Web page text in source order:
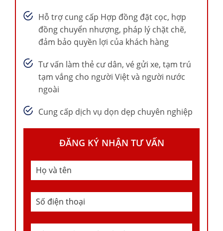
Hỗ trợ cung cấp Hợp đồng đặt cọc, hợp
đồng chuyển nhượng, pháp lý chặt chẽ,
đảm bảo quyền lợi của khách hàng
Tư vấn làm thẻ cư dân, vé gửi xe, tạm trú
tạm vắng cho người Việt và người nước
ngoài
Cung cấp dịch vụ dọn dẹp chuyên nghiệp
ĐĂNG KÝ NHẬN TƯ VẤN